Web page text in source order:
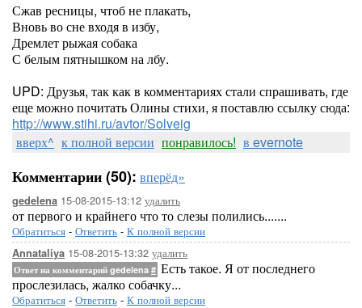
Сжав ресницы, чтоб не плакать,
Вновь во сне входя в избу,
Дремлет рыжая собака
С белым пятнышком на лбу.
UPD: Друзья, так как в комментариях стали спрашивать, где
еще можно почитать Олины стихи, я поставлю ссылку сюда:
http://www.stihi.ru/avtor/Solveig
вверх^ к полной версии понравилось! в evernote
Комментарии (50): вперёд»
gedelena 15-08-2015-13:12 удалить
от первого и крайнего что то слезы полились.......
Обратиться - Ответить - К полной версии
Annataliya 15-08-2015-13:32 удалить
Ответ на комментарий gedelena # Есть такое. Я от последнего
прослезилась, жалко собачку...
Обратиться - Ответить - К полной версии